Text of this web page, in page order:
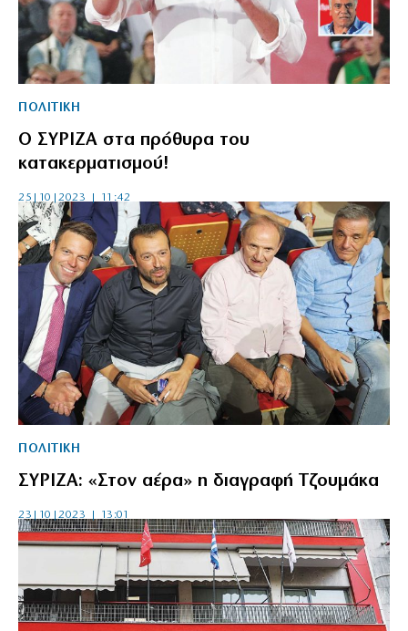
ΠΟΛΙΤΙΚΗ
Ο ΣΥΡΙΖΑ στα πρόθυρα του
κατακερματισμού!
25|10|2023 | 11:42
ΠΟΛΙΤΙΚΗ
ΣΥΡΙΖΑ: «Στον αέρα» η διαγραφή Τζουμάκα
23|10|2023 | 13:01